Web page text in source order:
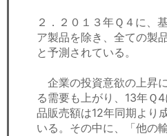
２．２０１３年Ｑ４に、
ア製品を除き、全ての製
と予測されている。
企業の投資意欲の上昇
る需要も上がり、13年Ｑ
品販売額は12年同期より
いる。その中に、「他の